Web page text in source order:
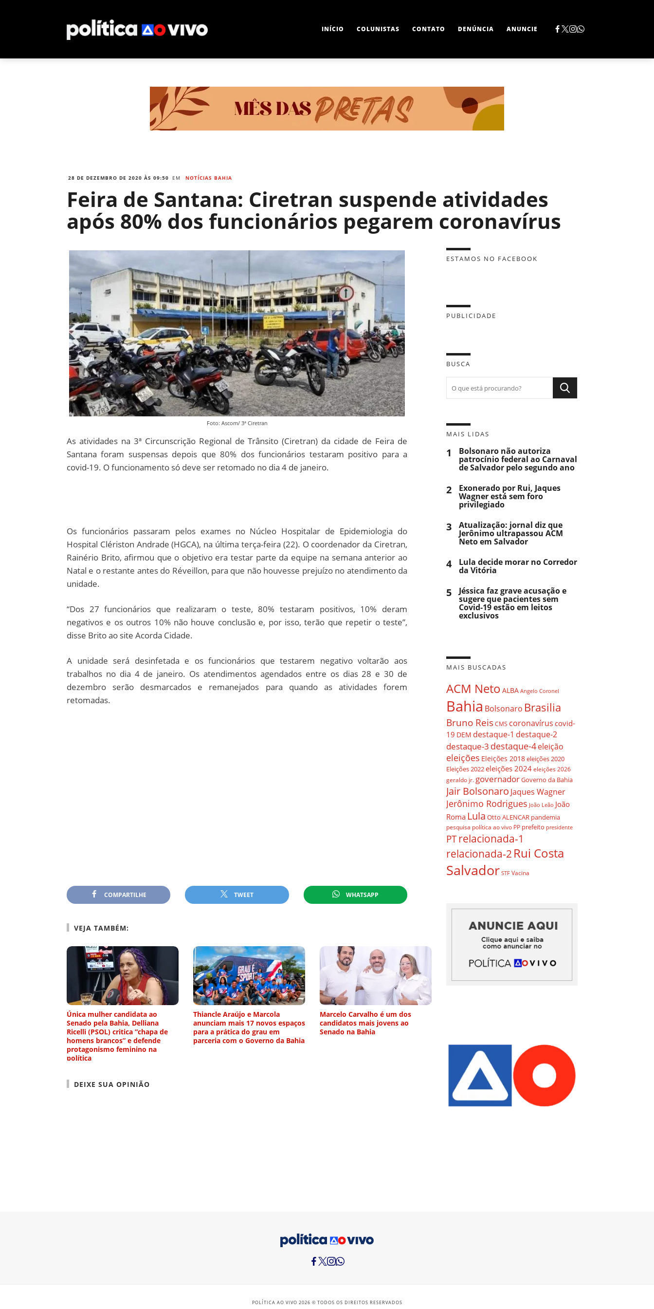
INÍCIO COLUNISTAS CONTATO DENÚNCIA ANUNCIE
28 DE DEZEMBRO DE 2020 ÀS 09:50 EM NOTÍCIAS BAHIA
Feira de Santana: Ciretran suspende atividades
após 80% dos funcionários pegarem coronavírus
Foto: Ascom/ 3ª Ciretran
As atividades na 3ª Circunscrição Regional de Trânsito (Ciretran) da cidade de Feira de
Santana foram suspensas depois que 80% dos funcionários testaram positivo para a
covid-19. O funcionamento só deve ser retomado no dia 4 de janeiro.
Os funcionários passaram pelos exames no Núcleo Hospitalar de Epidemiologia do
Hospital Clériston Andrade (HGCA), na última terça-feira (22). O coordenador da Ciretran,
Rainério Brito, afirmou que o objetivo era testar parte da equipe na semana anterior ao
Natal e o restante antes do Réveillon, para que não houvesse prejuízo no atendimento da
unidade.
“Dos 27 funcionários que realizaram o teste, 80% testaram positivos, 10% deram
negativos e os outros 10% não houve conclusão e, por isso, terão que repetir o teste”,
disse Brito ao site Acorda Cidade.
A unidade será desinfetada e os funcionários que testarem negativo voltarão aos
trabalhos no dia 4 de janeiro. Os atendimentos agendados entre os dias 28 e 30 de
dezembro serão desmarcados e remanejados para quando as atividades forem
retomadas.
COMPARTILHE TWEET WHATSAPP
VEJA TAMBÉM:
Única mulher candidata ao
Senado pela Bahia, Delliana
Ricelli (PSOL) critica “chapa de
homens brancos” e defende
protagonismo feminino na
política
Thiancle Araújo e Marcola
anunciam mais 17 novos espaços
para a prática do grau em
parceria com o Governo da Bahia
Marcelo Carvalho é um dos
candidatos mais jovens ao
Senado na Bahia
DEIXE SUA OPINIÃO
ESTAMOS NO FACEBOOK
PUBLICIDADE
BUSCA
MAIS LIDAS
1 Bolsonaro não autoriza
patrocínio federal ao Carnaval
de Salvador pelo segundo ano
2 Exonerado por Rui, Jaques
Wagner está sem foro
privilegiado
3 Atualização: jornal diz que
Jerônimo ultrapassou ACM
Neto em Salvador
4 Lula decide morar no Corredor
da Vitória
5 Jéssica faz grave acusação e
sugere que pacientes sem
Covid-19 estão em leitos
exclusivos
MAIS BUSCADAS
ACM Neto ALBA Angelo Coronel
Bahia Bolsonaro Brasilia
Bruno ReisCMS coronavírus covid-
19 DEM destaque-1 destaque-2
destaque-3 destaque-4eleição
eleições Eleições 2018eleições 2020
Eleições 2022eleições 2024 eleições 2026
geraldo jr. governadorGoverno da Bahia
Jair Bolsonaro Jaques Wagner
Jerônimo Rodrigues João Leão João
Roma Lula Otto ALENCAR pandemia
pesquisa política ao vivo PP prefeito presidente
PTrelacionada-1
relacionada-2 Rui Costa
Salvador STF Vacina
POLÍTICA AO VIVO 2026 © TODOS OS DIREITOS RESERVADOS